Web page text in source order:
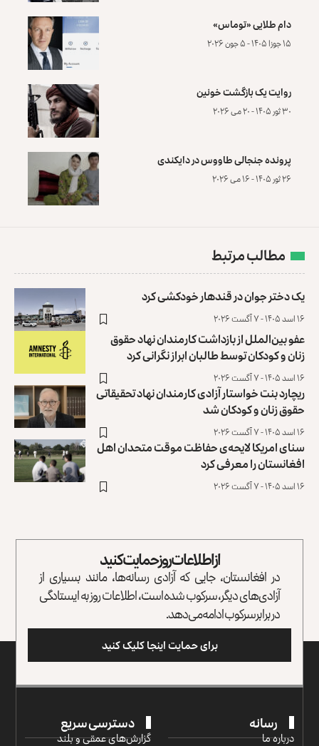
دام طلایی «توماس»
۱۵ جوزا ۱۴۰۵ - ۵ جون ۲۰۲۶
روایت یک بازگشت خونین
۳۰ ثور ۱۴۰۵ - ۲۰ می ۲۰۲۶
پرونده‌ جنجالی طاووس در دایکندی
۲۶ ثور ۱۴۰۵ - ۱۶ می ۲۰۲۶
مطالب مرتبط
یک دختر جوان در قندهار خودکشی کرد
۱۶ اسد ۱۴۰۵ - ۷ آگست ۲۰۲۶
عفو بین‌الملل از بازداشت کارمندان نهاد حقوق
زنان و کودکان توسط طالبان ابراز نگرانی کرد
۱۶ اسد ۱۴۰۵ - ۷ آگست ۲۰۲۶
ریچارد بنت خواستار آزادی کارمندان نهاد تحقیقاتی
حقوق زنان و کودکان شد
۱۶ اسد ۱۴۰۵ - ۷ آگست ۲۰۲۶
سنای امریکا لایحه‌ی حفاظت موقت متحدان اهل
افغانستان را معرفی کرد
۱۶ اسد ۱۴۰۵ - ۷ آگست ۲۰۲۶
از اطلاعات روز حمایت کنید
در افغانستان، جایی که آزادی رسانه‌ها، مانند بسیاری از
آزادی‌های دیگر، سرکوب شده است، اطلاعات روز به ایستادگی
در برابر سرکوب ادامه می‌دهد.
برای حمایت اینجا کلیک کنید
رسانه
درباره ما
دسترسی سریع
گزارش‌‌های عمقی و بلند